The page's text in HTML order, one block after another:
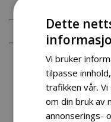
Detaljer
Høytrykksvasker fra
motor. Leveres med
Denne modellen suger
vanntrykk.
Dette
Vi bruker
tilpasse
trafikken vår.
om din bruk
annonserings-